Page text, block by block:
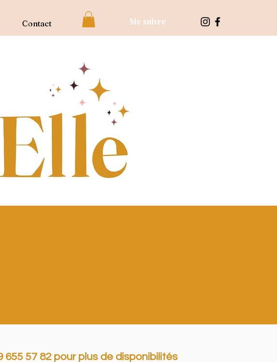
Contact Me suivre
57 82 pour plus de disponibilités